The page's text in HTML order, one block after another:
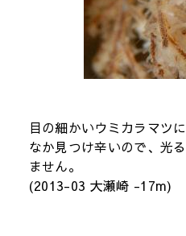
目の細かいウミカラマツ
なか見つけ辛いので、光
ません。
(2013-03 大瀬崎 -17m)